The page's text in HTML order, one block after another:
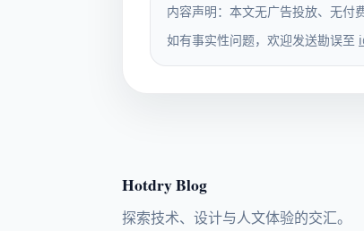
内容声明：本文无广告投放、无付
如有事实性问题，欢迎发送勘误至
Hotdry Blog
探索技术、设计与人文体验的交汇。